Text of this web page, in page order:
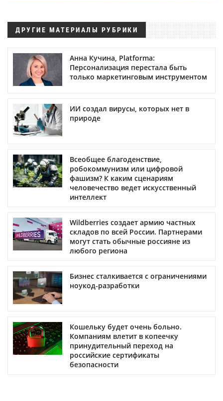
ДРУГИЕ МАТЕРИАЛЫ РУБРИКИ
Анна Кучина, Platforma:
Персонализация перестала быть
только маркетинговым инструментом
ИИ создал вирусы, которых нет в
природе
Всеобщее благоденствие,
робокоммунизм или цифровой
фашизм? К каким сценариям
человечество ведет искусственный
интеллект
Wildberries создает армию частных
складов по всей России. Партнерами
могут стать обычные россияне из
любого региона
Бизнес сталкивается с ограничениями
ноукод-разработки
Кошельку будет очень больно.
Компаниям влетит в копеечку
принудительный переход на
российские сертификаты
безопасности